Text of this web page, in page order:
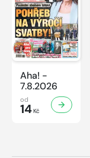
Aha! -
7.8.2026
od
14Kč